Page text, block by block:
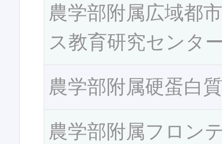
農学部附属広域都
ス教育研究センタ
農学部附属硬蛋白
農学部附属フロン